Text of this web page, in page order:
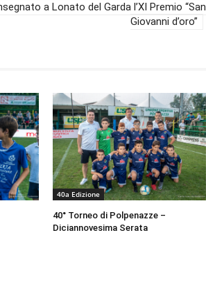
a Lonato del Garda l’XI Premio “San
Giovanni d’oro”
40a Edizione
40° Torneo di Polpenazze –
Diciannovesima Serata